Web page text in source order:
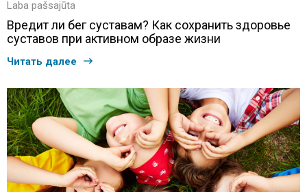
Laba pašsajūta
Вредит ли бег суставам? Как сохранить здоровье
суставов при активном образе жизни
Читать далее